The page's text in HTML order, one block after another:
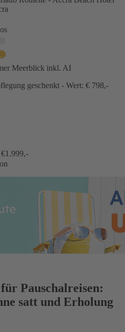
Meerblick inkl. AI
geschenkt - Wert: € 798,-
1.999,-
Pauschalreisen:
satt und Erholung